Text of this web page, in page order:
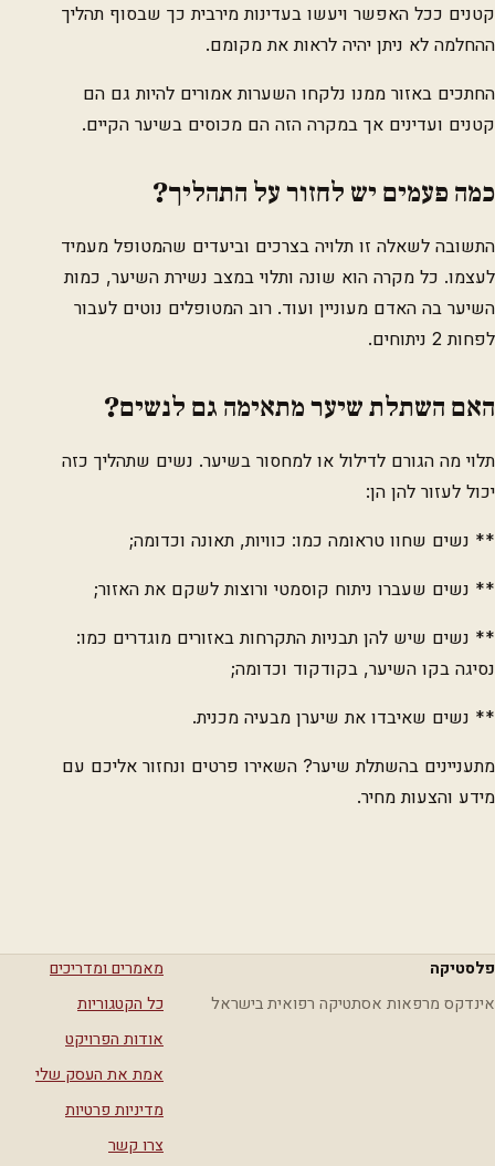
קטנים ככל האפשר ויעשו בעדינות מירבית כך שבסוף תהליך
ההחלמה לא ניתן יהיה לראות את מקומם.
החתכים באזור ממנו נלקחו השערות אמורים להיות גם הם
קטנים ועדינים אך במקרה הזה הם מכוסים בשיער הקיים.
כמה פעמים יש לחזור על התהליך?
התשובה לשאלה זו תלויה בצרכים וביעדים שהמטופל מעמיד
לעצמו. כל מקרה הוא שונה ותלוי במצב נשירת השיער, כמות
השיער בה האדם מעוניין ועוד. רוב המטופלים נוטים לעבור
לפחות 2 ניתוחים.
האם השתלת שיער מתאימה גם לנשים?
תלוי מה הגורם לדילול או למחסור בשיער. נשים שתהליך כזה
יכול לעזור להן הן:
** נשים שחוו טראומה כמו: כוויות, תאונה וכדומה;
** נשים שעברו ניתוח קוסמטי ורוצות לשקם את האזור;
** נשים שיש להן תבניות התקרחות באזורים מוגדרים כמו:
נסיגה בקו השיער, בקודקוד וכדומה;
** נשים שאיבדו את שיערן מבעיה מכנית.
מתעניינים בהשתלת שיער? השאירו פרטים ונחזור אליכם עם
מידע והצעות מחיר.
פלסטיקה
אינדקס מרפאות אסתטיקה רפואית בישראל
מאמרים ומדריכים
כל הקטגוריות
אודות הפרויקט
אמת את העסק שלי
מדיניות פרטיות
צרו קשר